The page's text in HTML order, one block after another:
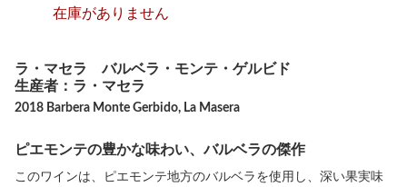
在庫がありません
ラ・マセラ バルベラ・モンテ・ゲルビド
生産者：ラ・マセラ
2018 Barbera Monte Gerbido, La Masera
ピエモンテの豊かな味わい、バルベラの傑作
このワインは、ピエモンテ地方のバルベラを使用し、深い果実味